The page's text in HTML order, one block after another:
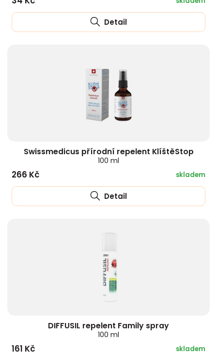
Detail
Swissmedicus přírodní repelent KlíštěStop
100 ml
266 Kč skladem
Detail
DIFFUSIL repelent Family spray
100 ml
161 Kč skladem